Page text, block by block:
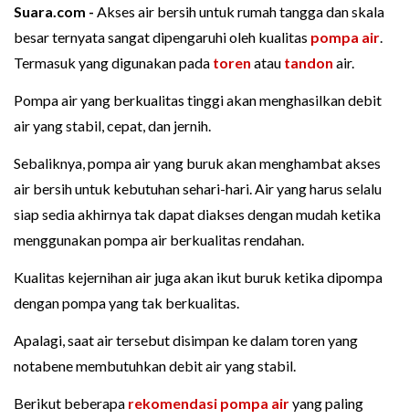
Suara.com - Akses air bersih untuk rumah tangga dan skala
besar ternyata sangat dipengaruhi oleh kualitas pompa air.
Termasuk yang digunakan pada toren atau tandon air.
Pompa air yang berkualitas tinggi akan menghasilkan debit
air yang stabil, cepat, dan jernih.
Sebaliknya, pompa air yang buruk akan menghambat akses
air bersih untuk kebutuhan sehari-hari. Air yang harus selalu
siap sedia akhirnya tak dapat diakses dengan mudah ketika
menggunakan pompa air berkualitas rendahan.
Kualitas kejernihan air juga akan ikut buruk ketika dipompa
dengan pompa yang tak berkualitas.
Apalagi, saat air tersebut disimpan ke dalam toren yang
notabene membutuhkan debit air yang stabil.
Berikut beberapa rekomendasi pompa airyang paling